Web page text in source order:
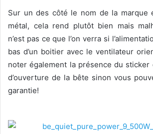
Sur un des côté le nom de la marque
métal, cela rend plutôt bien mais
n’est pas ce que l’on verra si
bas d’un boitier avec le ventilateur
noter également la présence du sticker
d’ouverture de la bête sinon vous
garantie!